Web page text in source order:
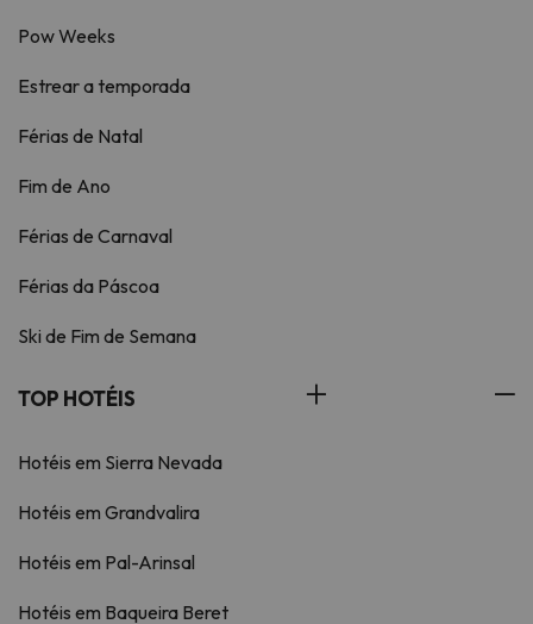
Pow Weeks
Estrear a temporada
Férias de Natal
Fim de Ano
Férias de Carnaval
Férias da Páscoa
Ski de Fim de Semana
TOP HOTÉIS
Hotéis em Sierra Nevada
Hotéis em Grandvalira
Hotéis em Pal-Arinsal
Hotéis em Baqueira Beret